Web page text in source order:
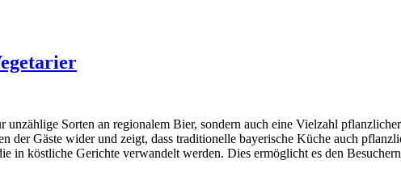
Sorten an regionalem Bier, sondern auch eine Vielzahl
der Gäste wider und zeigt, dass traditionelle bayerische Küche auch
in köstliche Gerichte verwandelt werden. Dies ermöglicht es den